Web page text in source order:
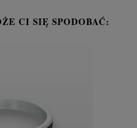
CI SIĘ SPODOBAĆ: